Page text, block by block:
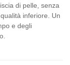
di pelle, senza
inferiore. Un
e degli